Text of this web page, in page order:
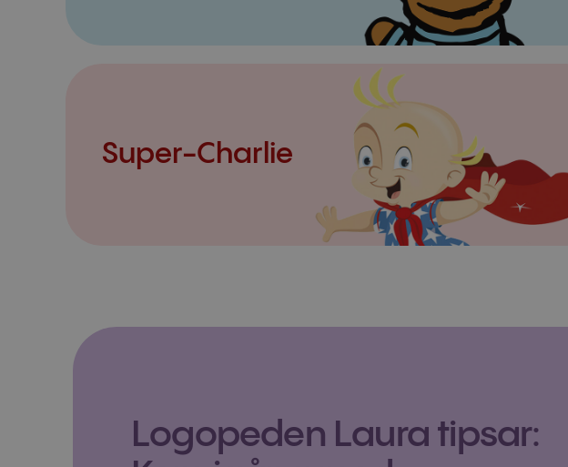
Super-Charlie
Logopeden Laura tipsar: